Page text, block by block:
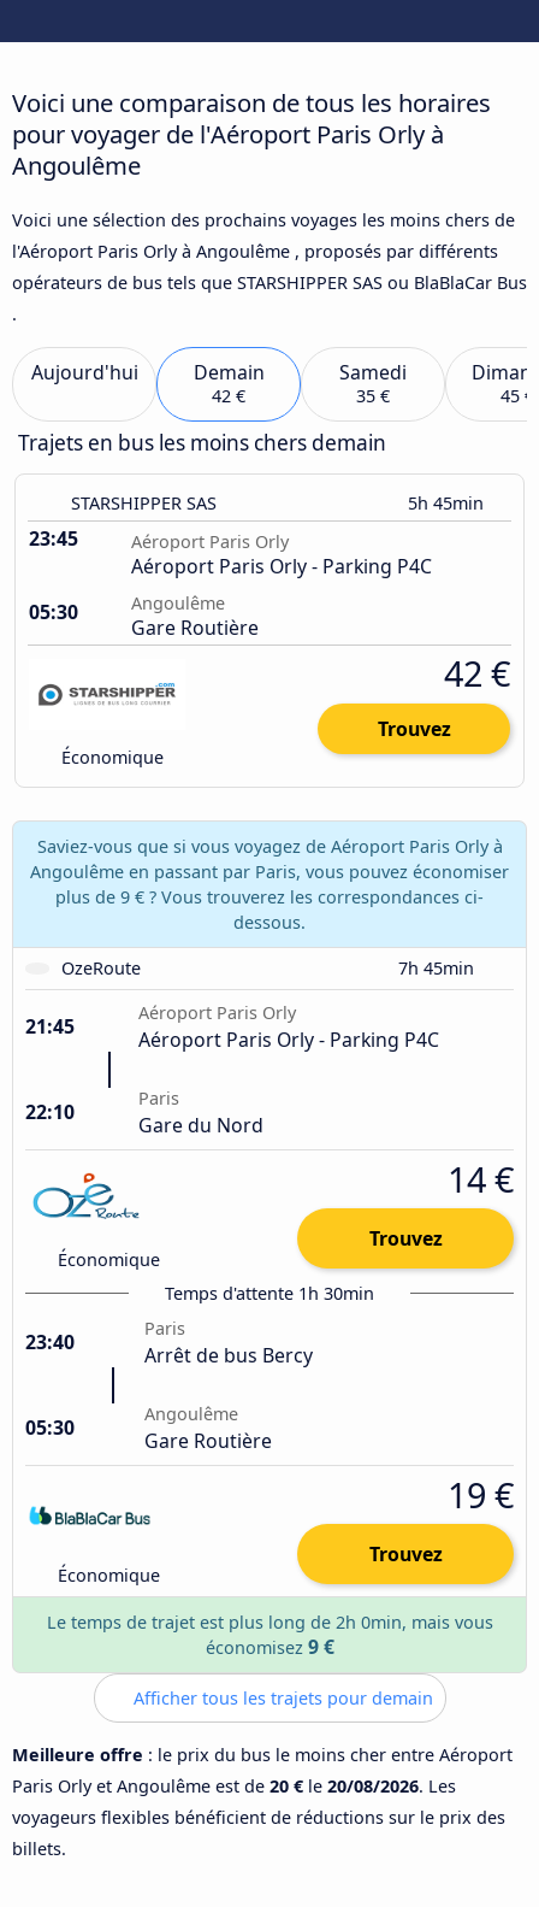
Voici une comparaison de tous les horaires
pour voyager de l'Aéroport Paris Orly à
Angoulême
Voici une sélection des prochains voyages les moins chers de
l'Aéroport Paris Orly à Angoulême , proposés par différents
opérateurs de bus tels que STARSHIPPER SAS ou BlaBlaCar Bus
.
Aujourd'hui Demain
42 €
Samedi
35 € 45 €
Trajets en bus les moins chers demain
STARSHIPPER SAS 5h 45min
23:45 Aéroport Paris Orly
Aéroport Paris Orly - Parking P4C
05:30
Angoulême
Gare Routière
Économique
42 €
Trouvez
Saviez-vous que si vous voyagez de Aéroport Paris Orly à
Angoulême en passant par Paris, vous pouvez économiser
plus de 9 € ? Vous trouverez les correspondances ci-
dessous.
OzeRoute
7h 45min
21:45
Aéroport Paris Orly
Aéroport Paris Orly - Parking P4C
22:10
Paris
Gare du Nord
Économique
14 €
Trouvez
Temps d'attente 1h 30min
23:40
Paris
Arrêt de bus Bercy
05:30
Angoulême
Gare Routière
Économique
19 €
Trouvez
Le temps de trajet est plus long de 2h 0min, mais vous
économisez 9 €
Afficher tous les trajets pour demain
Meilleure offre : le prix du bus le moins cher entre Aéroport
Paris Orly et Angoulême est de 20 € le 20/08/2026. Les
voyageurs flexibles bénéficient de réductions sur le prix des
billets.